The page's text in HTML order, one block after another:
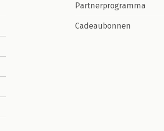
Partnerprogramma
Cadeaubonnen